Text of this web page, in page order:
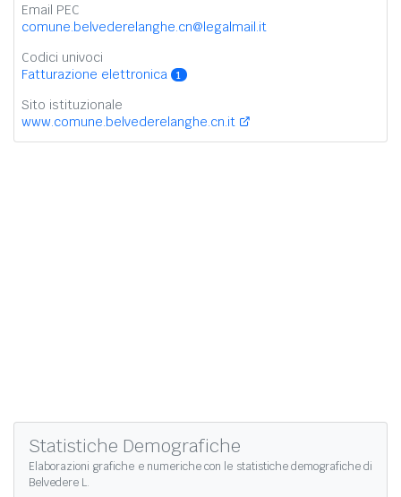
Email PEC
comune.belvederelanghe.cn@legalmail.it
Codici univoci
Fatturazione elettronica
1
Sito istituzionale
www.comune.belvederelanghe.cn.it
Statistiche Demografiche
Elaborazioni grafiche e numeriche con le statistiche demografiche di
Belvedere L.